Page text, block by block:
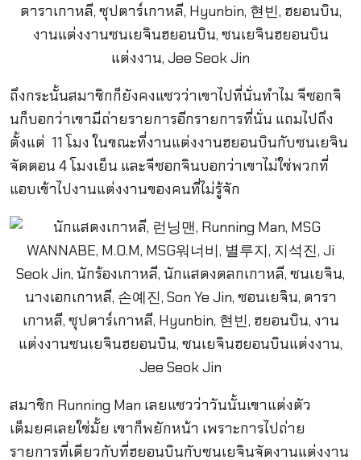
ถึงกระนั้นสมาชิกก็ยังคงแซวว่าเขาไปที่นั่นทำไม จีซอกจิ
นก็บอกว่าเขามีถ่ายรายการอีกรายการที่นั่น แถมไปถึง
ตั้งแต่ 11 โมง ในขณะที่งานแต่งงานฮยอนบินกับซนเยจิน
จัดตอน 4 โมงเย็น และจีซอกจินบอกว่าเขาไม่ใช่พวกที่
แอบเข้าไปงานแต่งงานของคนที่ไม่รู้จัก
สมาชิก Running Man เลยแซวว่าวันนั้นเขาแต่งตัว
เต็มยศเลยใช่มั้ย เขาก็พยักหน้า เพราะการไปถ่าย
รายการที่เดียวกับที่ฮยอนบินกับซนเยจินจัดงานแต่งงาน